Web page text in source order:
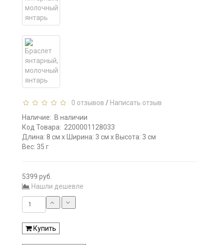
0 отзывов / Написать отзыв
Наличие: В наличии
Код Товара: 2200001128033
Длина: 8 см x Ширина: 3 см x Высота: 3 см
Вес: 35 г
5399 руб.
Нашли дешевле
Купить